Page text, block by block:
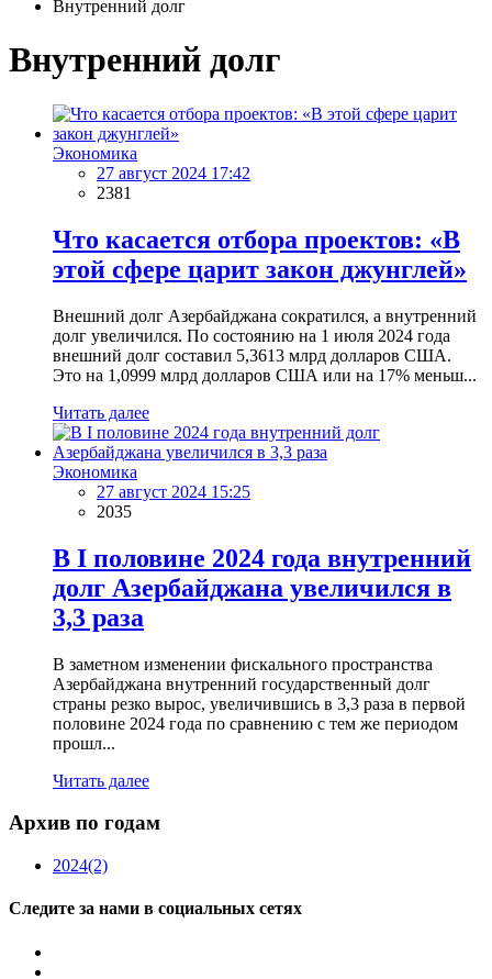
Внутренний долг
Внутренний долг
Экономика
27 август 2024 17:42
2381
Что касается отбора проектов: «В
этой сфере царит закон джунглей»
Внешний долг Азербайджана сократился, а внутренний
долг увеличился. По состоянию на 1 июля 2024 года
внешний долг составил 5,3613 млрд долларов США.
Это на 1,0999 млрд долларов США или на 17% меньш...
Читать далее
Экономика
27 август 2024 15:25
2035
В I половине 2024 года внутренний
долг Азербайджана увеличился в
3,3 раза
В заметном изменении фискального пространства
Азербайджана внутренний государственный долг
страны резко вырос, увеличившись в 3,3 раза в первой
половине 2024 года по сравнению с тем же периодом
прошл...
Читать далее
Архив по годам
2024(2)
Следите за нами в социальных сетях